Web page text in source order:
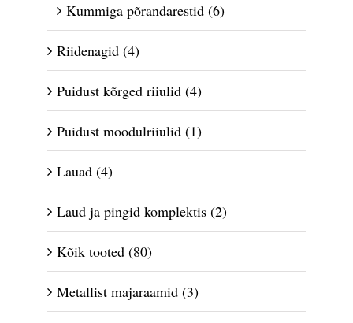
Kummiga põrandarestid (6)
Riidenagid (4)
Puidust kõrged riiulid (4)
Puidust moodulriiulid (1)
Lauad (4)
Laud ja pingid komplektis (2)
Kõik tooted (80)
Metallist majaraamid (3)